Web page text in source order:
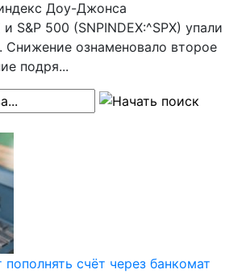
Доу-Джонса
S&P 500 (SNPINDEX:^SPX) упали
Снижение ознаменовало второе
подря...
счёт через банкомат